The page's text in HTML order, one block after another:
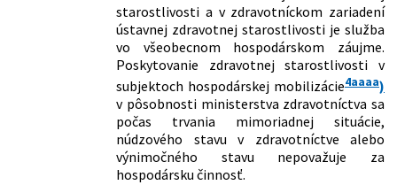
sa menia a dopĺňajú niektoré zákony
136/2026 Z. z.
Zákon, ktorým sa mení a dopĺňa zákon
č. 581/2004 Z. z. o zdravotných
poisťovniach, dohľade nad zdravotnou
starostlivosťou a o zmene a doplnení
niektorých zákonov v znení neskorších
predpisov a ktorým sa menia a
dopĺňajú niektoré zákony
starostlivosti a v zdravotníckom zariadení
ústavnej zdravotnej starostlivosti je služba
vo všeobecnom hospodárskom záujme.
Poskytovanie zdravotnej starostlivosti v
subjektoch hospodárskej mobilizácie4aaaa)
v pôsobnosti ministerstva zdravotníctva sa
počas trvania mimoriadnej situácie,
núdzového stavu v zdravotníctve alebo
výnimočného stavu nepovažuje za
hospodársku činnosť.